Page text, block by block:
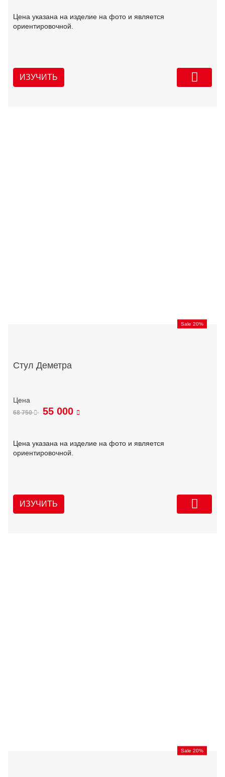
Цена указана на изделие на фото и является
ориентировочной.
ИЗУЧИТЬ
Sale 20%
Стул Деметра
68 750 55 000
Цена указана на изделие на фото и является
ориентировочной.
ИЗУЧИТЬ
Sale 20%